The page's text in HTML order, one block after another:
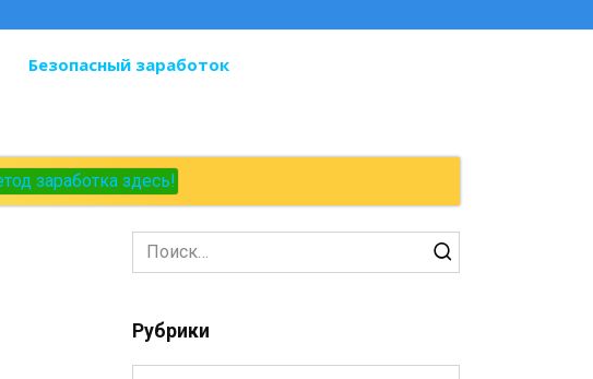
Безопасный заработок
заработка здесь!
Search
for:
Рубрики